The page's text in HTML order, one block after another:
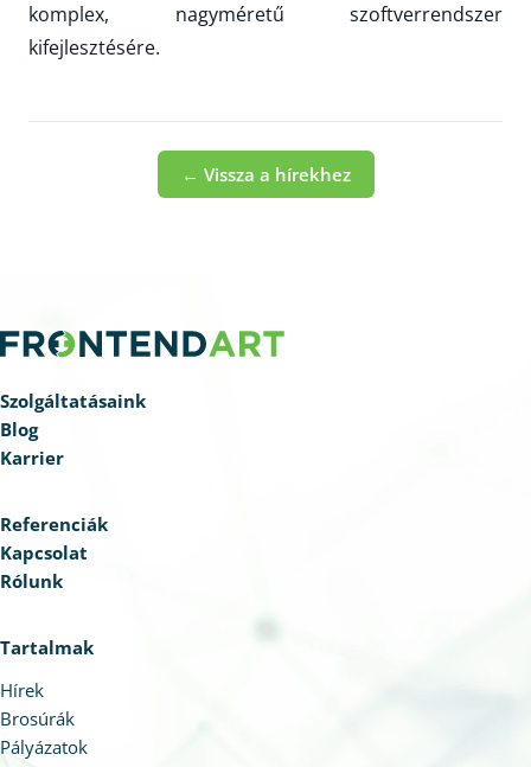
komplex, nagyméretű szoftverrendszer
kifejlesztésére.
← Vissza a hírekhez
Szolgáltatásaink
Blog
Karrier
Referenciák
Kapcsolat
Rólunk
Tartalmak
Hírek
Brosúrák
Pályázatok